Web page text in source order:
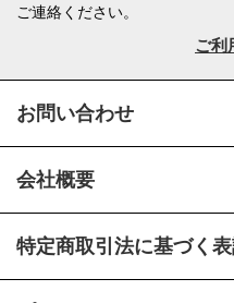
ご連絡ください。
ご利
お問い合わせ
会社概要
特定商取引法に基づく